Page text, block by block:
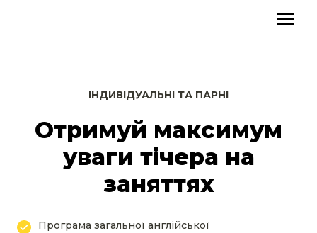
ІНДИВІДУАЛЬНІ ТА ПАРНІ
Отримуй максимум
уваги тічера на
заняттях
Програма загальної англійської